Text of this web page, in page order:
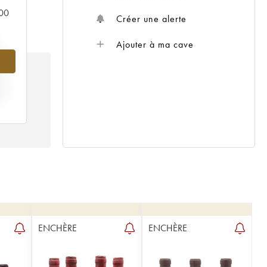
Créer une alerte
Ajouter à ma cave
ENCHÈRE ENCHÈRE